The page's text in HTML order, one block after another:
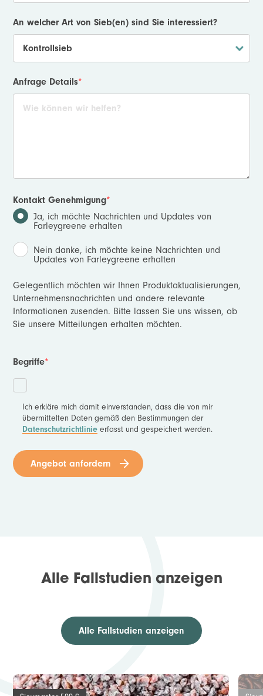
An welcher Art von Sieb(en) sind Sie interessiert?
Anfrage Details*
Kontakt Genehmigung*
Ja, ich möchte Nachrichten und Updates von
Farleygreene erhalten
Nein danke, ich möchte keine Nachrichten und
Updates von Farleygreene erhalten
Gelegentlich möchten wir Ihnen Produktaktualisierungen,
Unternehmensnachrichten und andere relevante
Informationen zusenden. Bitte lassen Sie uns wissen, ob
Sie unsere Mitteilungen erhalten möchten.
Begriffe*
Ich erkläre mich damit einverstanden, dass die von mir
übermittelten Daten gemäß den Bestimmungen der
Datenschutzrichtlinie erfasst und gespeichert werden.
Angebot anfordern
Alle Fallstudien anzeigen
Alle Fallstudien anzeigen